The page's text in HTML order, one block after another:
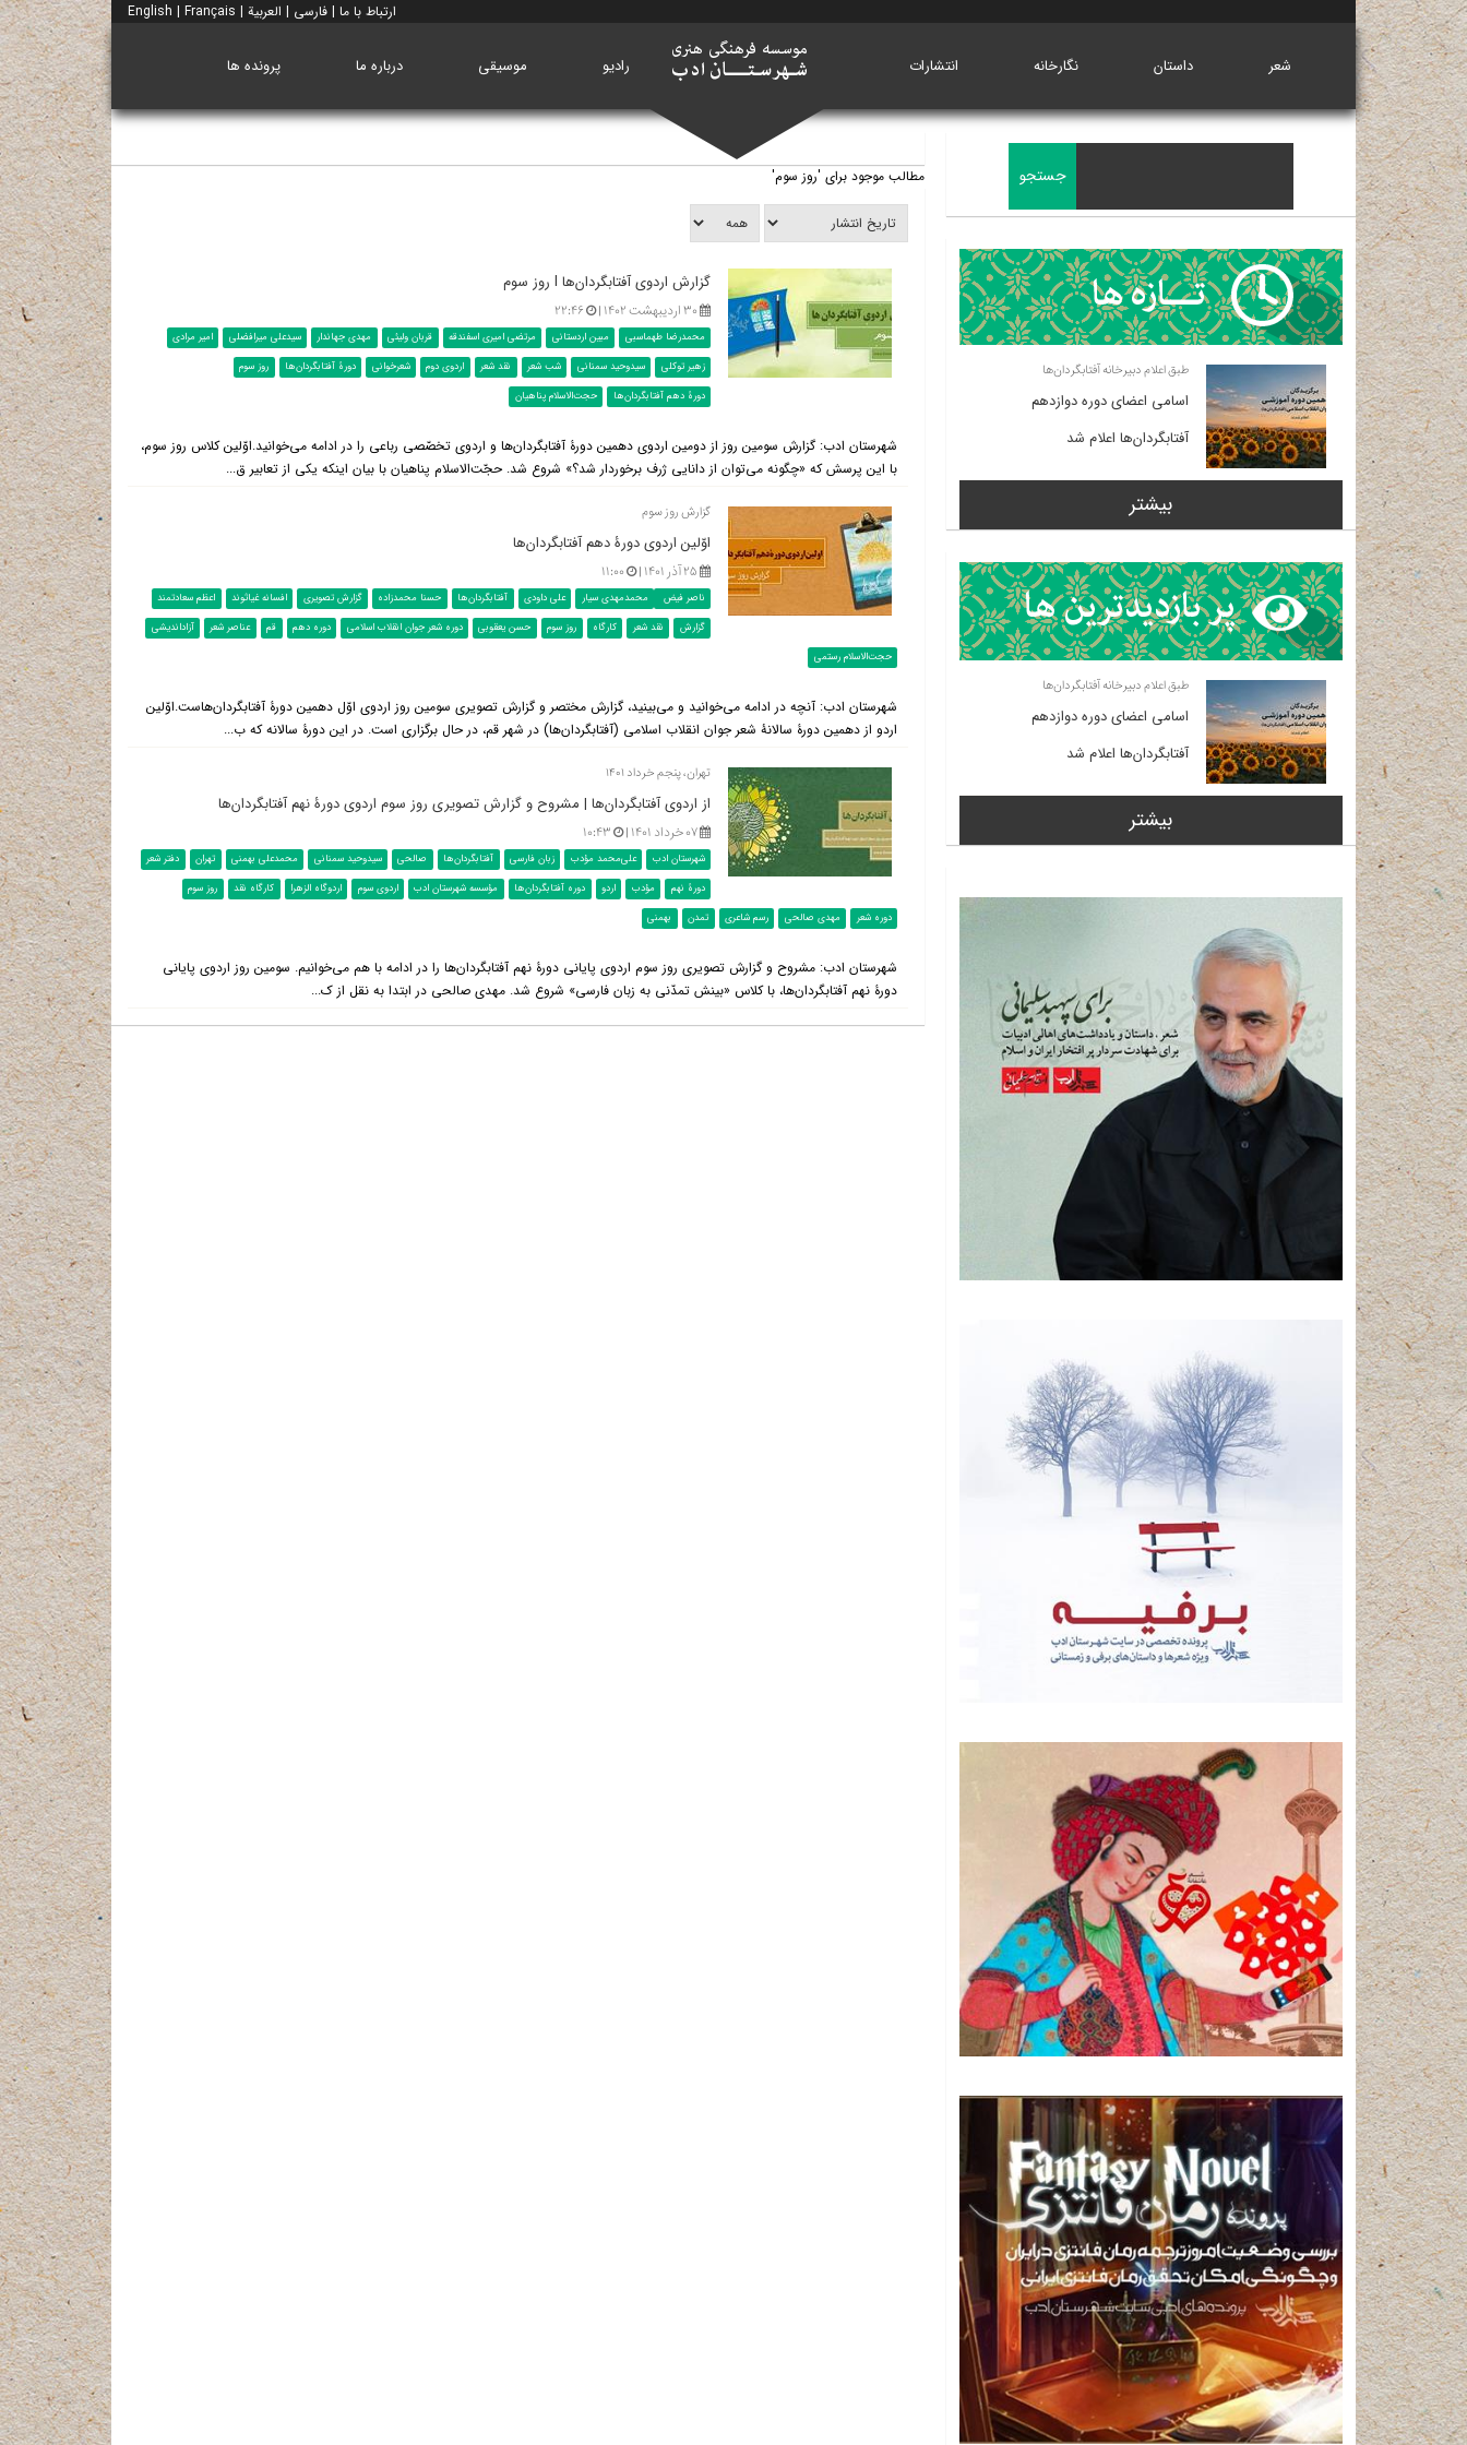
ارتباط با ما | فارسی | العربية |
English | Français
شعر داستان نگارخانه انتشارات خانه رادیو موسیقی درباره ما پرونده ها
مطالب موجود برای 'روز سوم'
گزارش اردوی آفتابگردان‌ها l روز سوم
۳۰ اردیبهشت ۱۴۰۲ | ۲۲:۴۶
محمدرضا طهماسبی مبین اردستانی مرتضی امیری اسفندقه قربان ولیئی مهدی جهاندار سیدعلی میرافضلی
امیر مرادی
زهیر توکلی
سیدوحید سمنانی شب شعر نقد شعر اردوی دوم شعرخوانی دورۀ آفتابگردان‌ها
روز سوم
دورۀ دهم آفتابگردان‌ها
حجت‌الاسلام پناهیان
شهرستان ادب: گزارش سومین روز از دومین اردوی دهمین دورۀ آفتابگردان‌ها و اردوی تخصّصی رباعی را در ادامه می‌خوانید.اوّلین کلاس روز سوم،
با این پرسش که «چگونه می‌توان از دانایی ژرف برخوردار شد؟» شروع شد. حجّت‌الاسلام پناهیان با بیان اینکه یکی از تعابیر ق...
گزارش روز سوم
اوّلین اردوی دورۀ دهم آفتابگردان‌ها
۲۵ آذر ۱۴۰۱ | ۱۱:۰۰
ناصر فیض محمدمهدی سیار علی داودی آفتابگردان‌ها حسنا محمدزاده گزارش تصویری افسانه غیاثوند
اعظم سعادتمند
گزارش
نقد شعر کارگاه روز سوم حسن یعقوبی دوره شعر جوان انقلاب اسلامی دوره دهم قم عناصر شعر
آزاداندیشی
حجت‌الاسلام رستمی
شهرستان ادب: آنچه در ادامه می‌خوانید و می‌بینید، گزارش مختصر و گزارش تصویری سومین روز اردوی اوّل دهمین دورۀ آفتابگردان‌هاست.اوّلین
اردو از دهمین دورۀ سالانۀ شعر جوان انقلاب اسلامی (آفتابگردان‌ها) در شهر قم، در حال برگزاری است. در این دورۀ سالانه که ب...
تهران، پنجم خرداد ۱۴۰۱
از اردوی آفتابگردان‌ها | مشروح و گزارش تصویری روز سوم اردوی دورۀ نهم آفتابگردان‌ها
۰۷ خرداد ۱۴۰۱ | ۱۰:۴۳
شهرستان ادب علی‌محمد مؤدب زبان فارسی آفتابگردان‌ها صالحی سیدوحید سمنانی محمدعلی بهمنی تهران
دفتر شعر
دورۀ نهم
مؤدب اردو دوره آفتابگردان‌ها مؤسسه شهرستان ادب اردوی سوم اردوگاه الزهرا کارگاه نقد
روز سوم
دوره شعر
مهدی صالحی رسم شاعری تمدن بهمنی
شهرستان ادب: مشروح و گزارش تصویری روز سوم اردوی پایانی دورۀ نهم آفتابگردان‌ها را در ادامه با هم می‌خوانیم. سومین روز اردوی پایانی
دورۀ نهم آفتابگردان‌ها، با کلاس «بینش تمدّنی به زبان فارسی» شروع شد. مهدی صالحی در ابتدا به نقل از ک...
طبق اعلام دبیرخانه آفتابگردان‌ها
اسامی اعضای دوره دوازدهم
آفتابگردان‌ها اعلام شد
بیشتر
طبق اعلام دبیرخانه آفتابگردان‌ها
اسامی اعضای دوره دوازدهم
آفتابگردان‌ها اعلام شد
بیشتر